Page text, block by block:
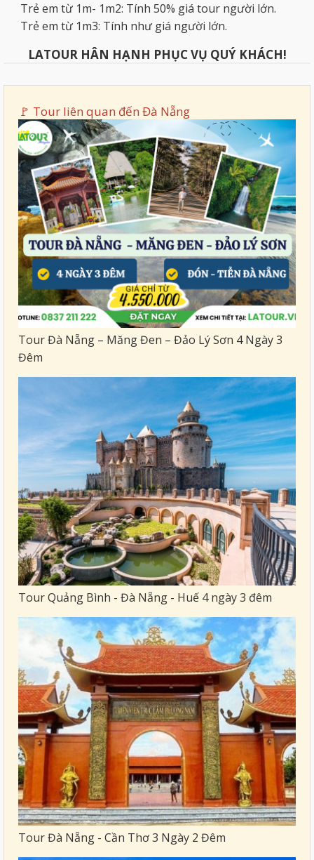
Trẻ em từ 1m- 1m2: Tính 50% giá tour người lớn.
Trẻ em từ 1m3: Tính như giá người lớn.
LATOUR HÂN HẠNH PHỤC VỤ QUÝ KHÁCH!
🚩 Tour liên quan đến Đà Nẵng
Tour Đà Nẵng – Măng Đen – Đảo Lý Sơn 4 Ngày 3
Đêm
Tour Quảng Bình - Đà Nẵng - Huế 4 ngày 3 đêm
Tour Đà Nẵng - Cần Thơ 3 Ngày 2 Đêm